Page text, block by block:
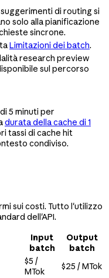
di routing si
solo alla pianificazione
sincrone.
Limitazioni dei batch.
research preview
sul percorso
5 minuti per
durata della cache di 1
tassi di cache hit
condiviso.
sui costi. Tutto l'utilizzo
dell'API.
Input
batch
Output
batch
$5 /
MTok
$25 / MTok